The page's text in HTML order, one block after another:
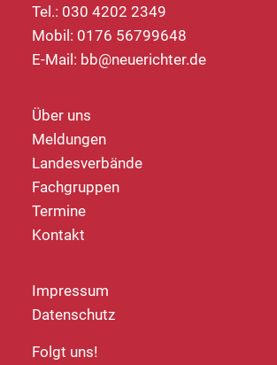
Tel.: 030 4202 2349
Mobil: 0176 56799648
E-Mail: bb@neuerichter.de
Über uns
Meldungen
Landesverbände
Fachgruppen
Termine
Kontakt
Impressum
Datenschutz
Folgt uns!